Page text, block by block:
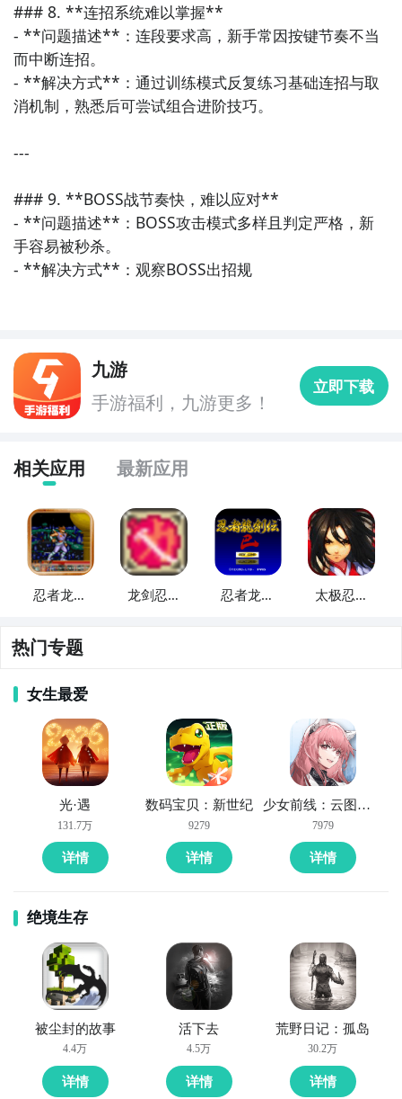
### 8. **连招系统难以掌握**
- **问题描述**：连段要求高，新手常因按键节奏不当
而中断连招。
- **解决方式**：通过训练模式反复练习基础连招与取
消机制，熟悉后可尝试组合进阶技巧。
---
### 9. **BOSS战节奏快，难以应对**
- **问题描述**：BOSS攻击模式多样且判定严格，新
手容易被秒杀。
- **解决方式**：观察BOSS出招规
九游
手游福利，九游更多！
立即下载
相关应用 最新应用
忍者龙剑
龙剑忍者
忍者龙剑
太极忍者
热门专题
女生最爱
光·遇
131.7万
详情
数码宝贝：新世纪
9279
详情
少女前线：云图计划
7979
详情
绝境生存
被尘封的故事
4.4万
详情
活下去
4.5万
详情
荒野日记：孤岛
30.2万
详情